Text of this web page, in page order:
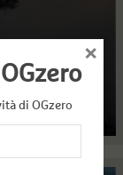
di OGzero
×